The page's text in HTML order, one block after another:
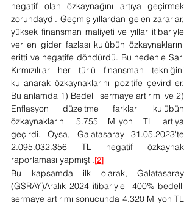
negatif olan özkaynağını artıya geçirmek
zorundaydı. Geçmiş yıllardan gelen zararlar,
yüksek finansman maliyeti ve yıllar itibariyle
verilen gider fazlası kulübün özkaynaklarını
eritti ve negatife döndürdü. Bu nedenle Sarı
Kırmızılılar her türlü finansman tekniğini
kullanarak özkaynaklarını pozitife çevirdiler.
Bu anlamda 1) Bedelli sermaye artırımı ve 2)
Enflasyon düzeltme farkları kulübün
özkaynaklarını 5.755 Milyon TL artıya
geçirdi. Oysa, Galatasaray 31.05.2023'te
2.095.032.356 TL negatif özkaynak
raporlaması yapmıştı. [2]
Bu kapsamda ilk olarak, Galatasaray
(GSRAY)Aralık 2024 itibariyle  400% bedelli
sermaye artırımı sonucunda 4.320 Milyon TL